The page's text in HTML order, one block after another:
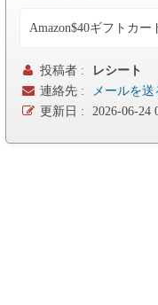
Amazon$40ギフトカー
投稿者 :
レシート
連絡先 :
メールを送
更新日 :
2026-06-24